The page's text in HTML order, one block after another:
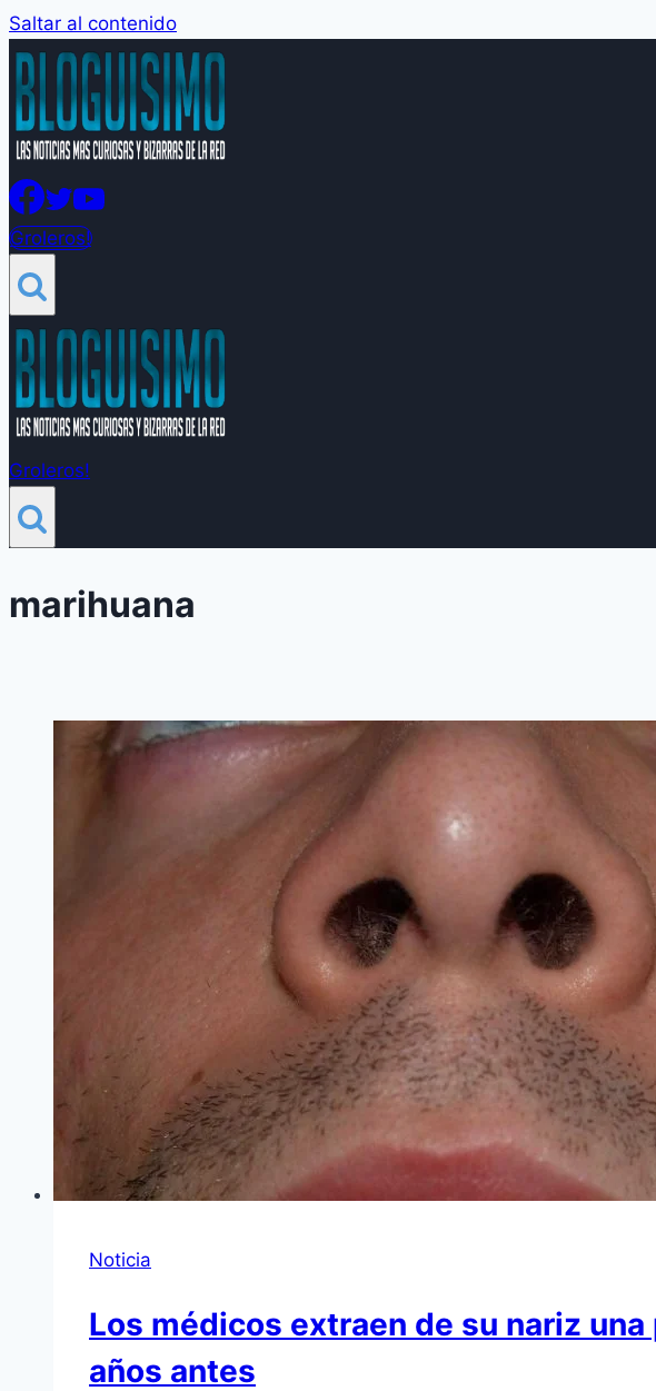
Saltar al contenido
Groleros!
Groleros!
marihuana
Noticia
Los médicos extraen de su nariz
años antes